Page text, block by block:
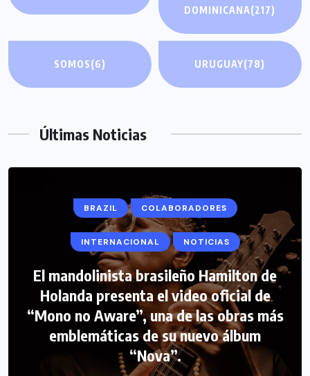
DOMINICANA(217)
SOMOS(6) URUGUAY(78)
Últimas Noticias
BRAZIL COLABORADORES
INTERNACIONAL NOTICIAS
El mandolinista brasileño Hamilton de
Holanda presenta el video oficial de
“Mono no Aware”, una de las obras más
emblemáticas de su nuevo álbum
“Nova”.
COLABORADORES INTERNACIONAL
NOTICIAS PERIODISMO TURISTICO
FIPETUR se solidariza con Venezuela